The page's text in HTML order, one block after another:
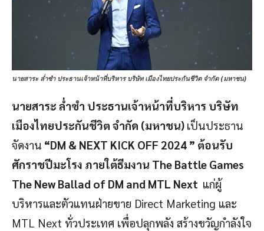
นายสาระ ล่ำซำ ประธานเจ้าหน้าที่บริหาร บริษัท เมืองไทยประกันชีวิต จำกัด (มหาชน)
นายสาระ ล่ำซำ ประธานเจ้าหน้าที่บริหาร บริษัท
เมืองไทยประกันชีวิต จำกัด (มหาชน) เป็นประธาน
จัดงาน “DM & NEXT KICK OFF 2024 ” ต้อนรับ
ศักราชปีมะโรง ภายใต้ธีมงาน The Battle Games
The New Ballad of DM and MTL Next แก่ผู้
บริหารและตัวแทนฝ่ายขาย Direct Marketing และ
MTL Next ทั่วประเทศ เพื่อปลุกพลัง สร้างขวัญกำลังใจ